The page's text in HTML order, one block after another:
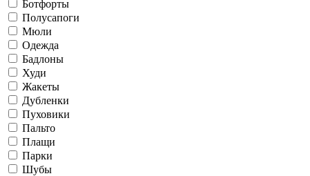
Ботфорты
Полусапоги
Мюли
Одежда
Бадлоны
Худи
Жакеты
Дубленки
Пуховики
Пальто
Плащи
Парки
Шубы